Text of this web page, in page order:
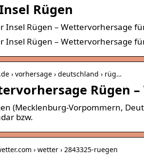
Rügen
Insel Rügen – Wettervorhersage
Insel Rügen – Wettervorhersage
› vorhersage › deutschland › rüg…
Rügen
(Mecklenburg-Vorpommern,
bzw.
› wetter › 2843325-ruegen